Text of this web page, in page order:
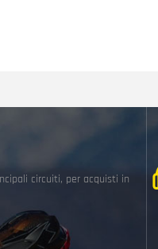
circuiti, per acquisti in